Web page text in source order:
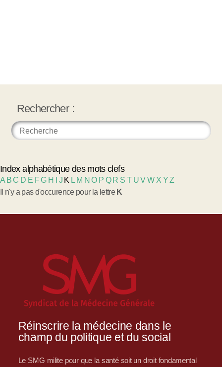
Rechercher :
Index alphabétique des mots clefs
A BC D E FG H J K L M NO P Q R S T UVW X YZ
Il n'y a pas d'occurence pour la lettre K
Réinscrire la médecine dans le
champ du politique et du social
Le SMG milite pour que la santé soit un droit fondamental